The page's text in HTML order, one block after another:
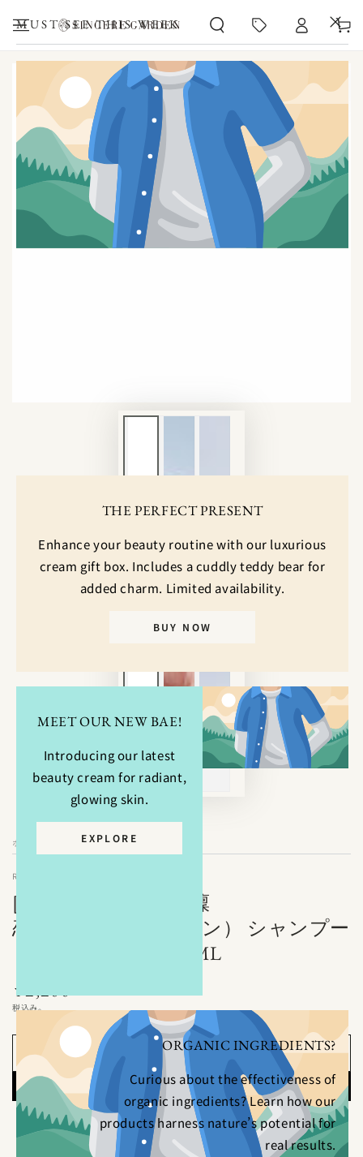
プする
MUST-SEE THIS WEEK
THE PERFECT PRESENT
Enhance your beauty routine with our luxurious
cream gift box. Includes a cuddly teddy bear for
added charm. Limited availability.
BUY NOW
MEET OUR NEW BAE!
Introducing our latest
beauty cream for radiant,
glowing skin.
EXPLORE
ORGANIC INGREDIENTS?
Curious about the effectiveness of
organic ingredients? Learn how our
products harness nature’s potential for
real results.
ー
ト
商品の情報にスキップする
モ
ホーム
RINREN（凜恋 リンレン）
[薬用スカルプケア]凜
恋/RINREN（リンレン） シャンプー
ミント＆レモン 400ML
定
価
¥2,200
税込み。
カートに入れる
別のお支払い方法